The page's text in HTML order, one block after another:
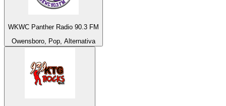
WKWC Panther Radio 90.3 FM
Owensboro, Pop, Alternativa